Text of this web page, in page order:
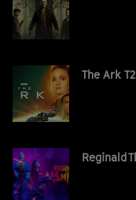
The Ark T2
Reginald